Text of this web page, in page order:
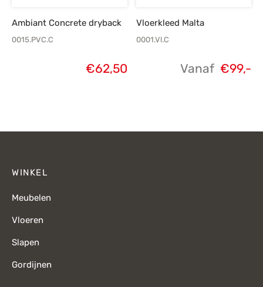
Ambiant Concrete dryback
0015.PVC.C
€62,50
Vloerkleed Malta
0001.Vl.C
Vanaf €99,-
WINKEL
Meubelen
Vloeren
Slapen
Gordijnen